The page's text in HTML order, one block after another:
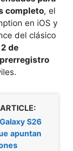
completo, el
en iOS y
del clásico
2 de
S26
apuntan